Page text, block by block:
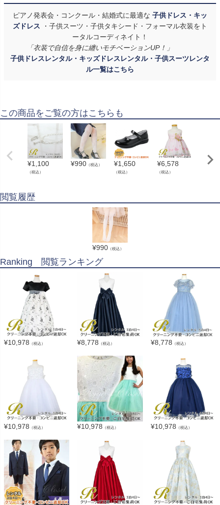
ピアノ発表会・コンクール・結婚式に最適な 子供ドレス・キッ
ズドレス
・子供スーツ・子供タキシード・フォーマル衣装をト
ータルコーディネイト！
「衣装で自信を身に纏いモチベーションUP！」
子供ドレスレンタル・キッズドレスレンタル・子供スーツレンタ
ル一覧はこちら
この商品をご覧の方はこちらも
¥1,100
（税込）
¥990 （税込） ¥1,650
（税込）
¥6,578
（税込）
990
閲覧履歴
¥990 （税込）
Ranking 閲覧ランキング
¥10,978 （税込） ¥8,778 （税込） ¥8,778 （税込）
¥10,978 （税込） ¥10,978 （税込） ¥10,978 （税込）